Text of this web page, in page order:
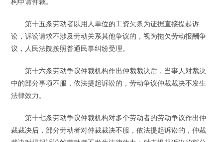
第十五条劳动者以用人单位的工资欠条为证据直接提起诉
讼，诉讼请求不涉及劳动关系其他争议的，视为拖欠劳动报酬争
议，人民法院按照普通民事纠纷受理。
第十六条劳动争议仲裁机构作出仲裁裁决后，当事人对裁决
中的部分事项不服，依法提起诉讼的，劳动争议仲裁裁决不发生
法律效力。
第十七条劳动争议仲裁机构对多个劳动者的劳动争议作出仲
裁裁决后，部分劳动者对仲裁裁决不服，依法提起诉讼的，仲裁